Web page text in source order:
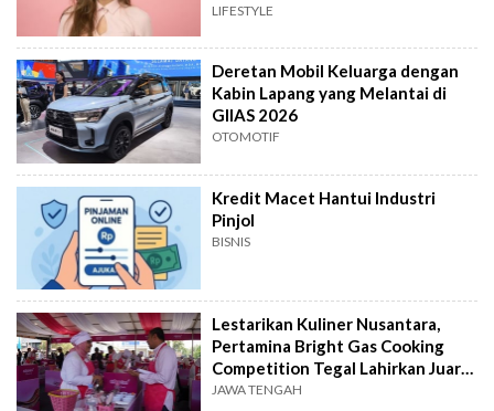
LIFESTYLE
Deretan Mobil Keluarga dengan
Kabin Lapang yang Melantai di
GIIAS 2026
OTOMOTIF
Kredit Macet Hantui Industri
Pinjol
BISNIS
Lestarikan Kuliner Nusantara,
Pertamina Bright Gas Cooking
Competition Tegal Lahirkan Juara
Baru
JAWA TENGAH